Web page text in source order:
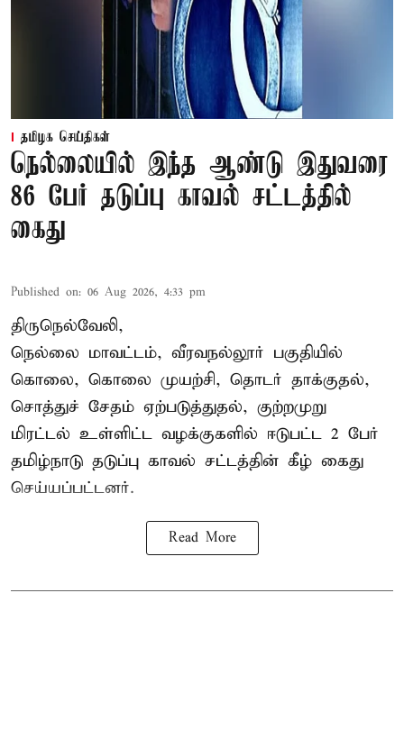
தமிழக செய்திகள்
நெல்லையில் இந்த ஆண்டு இதுவரை
86 பேர் தடுப்பு காவல் சட்டத்தில்
கைது
Published on: 06 Aug 2026, 4:33 pm
திருநெல்வேலி,
நெல்லை மாவட்டம், வீரவநல்லூர் பகுதியில்
கொலை, கொலை முயற்சி, தொடர் தாக்குதல்,
சொத்துச் சேதம் ஏற்படுத்துதல், குற்றமுறு
மிரட்டல் உள்ளிட்ட வழக்குகளில் ஈடுபட்ட 2 பேர்
தமிழ்நாடு தடுப்பு காவல் சட்டத்தின் கீழ் கைது
செய்யப்பட்டனர்.
Read More